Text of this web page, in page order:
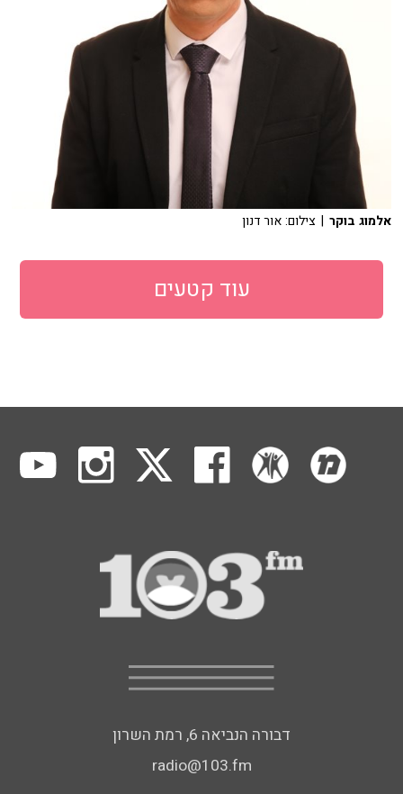
אלמוג בוקר | צילום: אור דנון
עוד קטעים
דבורה הנביאה 6, רמת השרון
radio@103.fm